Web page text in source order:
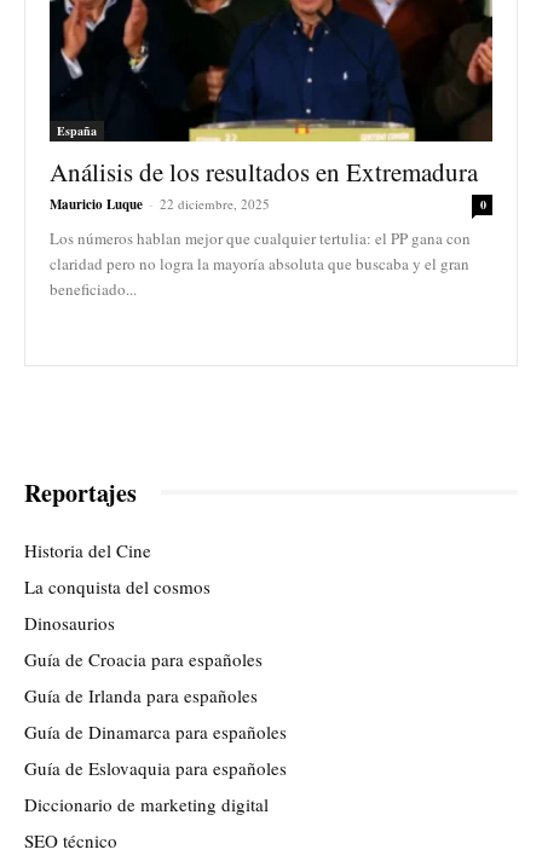
España
Análisis de los resultados en Extremadura
Mauricio Luque - 22 diciembre, 2025 0
Los números hablan mejor que cualquier tertulia: el PP gana con
claridad pero no logra la mayoría absoluta que buscaba y el gran
beneficiado...
Reportajes
Historia del Cine
La conquista del cosmos
Dinosaurios
Guía de Croacia para españoles
Guía de Irlanda para españoles
Guía de Dinamarca para españoles
Guía de Eslovaquia para españoles
Diccionario de marketing digital
SEO técnico